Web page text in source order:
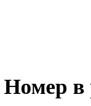
Номер в